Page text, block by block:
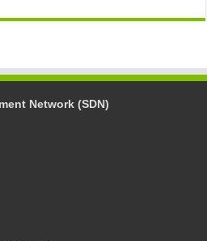
Network (SDN)